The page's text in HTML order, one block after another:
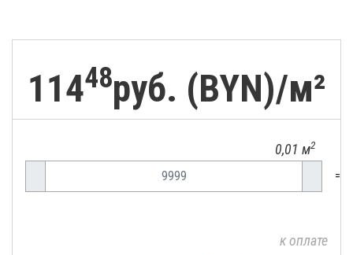
11448руб. (BYN)/м²
0,01 м2
=
к оплате